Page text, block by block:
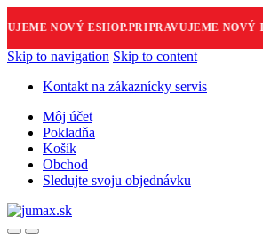
NOVÝ ESHOP.PRIPRAVUJEME NOVÝ
Skip to navigation Skip to content
Kontakt na zákaznícky servis
Môj účet
Pokladňa
Košík
Obchod
Sledujte svoju objednávku